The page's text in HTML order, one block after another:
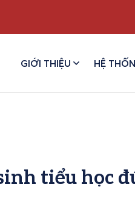
GIỚI THIỆU HỆ
tiểu học